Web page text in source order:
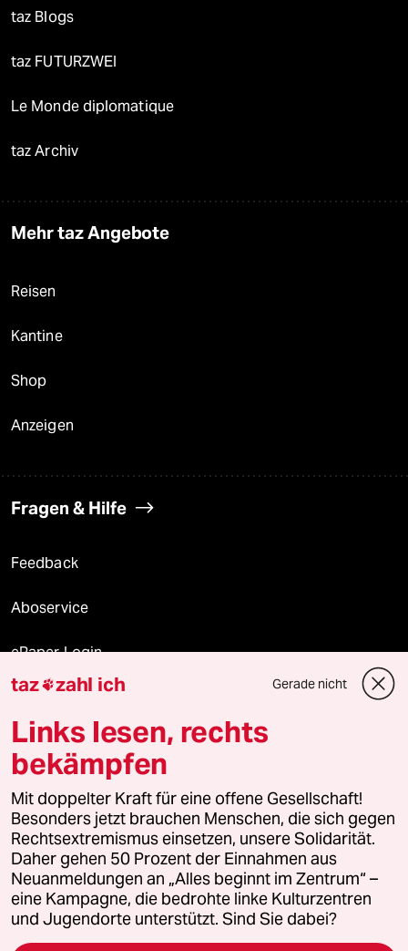
taz Blogs
taz FUTURZWEI
Le Monde diplomatique
taz Archiv
Mehr taz Angebote
Reisen
Kantine
Shop
Anzeigen
Fragen & Hilfe
Feedback
Aboservice
ePaper Login
Downloads für Abonnierende
© 2026 taz Verlags und Vertriebs GmbH
Alle Rechte vorbehalten. Bei rechtlichen Fragen oder für Genehmigungen
wenden Sie sich bitte an
lizenzen@taz.de
Feedback Redaktionsstatut Kommune-Richtlinien
Leitlinie Informant Datenschutz Impressum AGB
taz zahl ich Gerade nicht
Links lesen, rechts
bekämpfen
Mit doppelter Kraft für eine offene Gesellschaft!
Besonders jetzt brauchen Menschen, die sich gegen
Rechtsextremismus einsetzen, unsere Solidarität.
Daher gehen 50 Prozent der Einnahmen aus
Neuanmeldungen an „Alles beginnt im Zentrum“ –
eine Kampagne, die bedrohte linke Kulturzentren
und Jugendorte unterstützt. Sind Sie dabei?